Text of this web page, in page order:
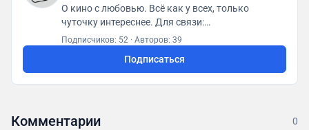
О кино с любовью. Всё как у всех, только
чуточку интереснее. Для связи:
posletitrov@yandex.ru
Подписчиков: 52 · Авторов: 39
Подписаться
Комментарии 0